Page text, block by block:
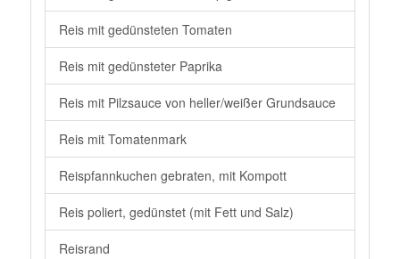
Reis mit gedünsteten Tomaten
Reis mit gedünsteter Paprika
Reis mit Pilzsauce von heller/weißer Grundsauce
Reis mit Tomatenmark
Reispfannkuchen gebraten, mit Kompott
Reis poliert, gedünstet (mit Fett und Salz)
Reisrand